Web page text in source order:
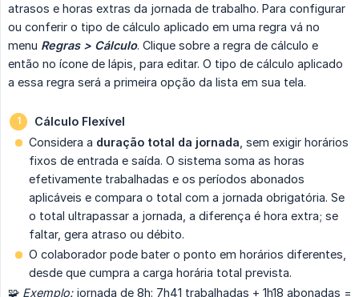
atrasos e horas extras da jornada de trabalho. Para configurar
ou conferir o tipo de cálculo aplicado em uma regra vá no
menu Regras > Cálculo. Clique sobre a regra de cálculo e
então no ícone de lápis, para editar. O tipo de cálculo aplicado
a essa regra será a primeira opção da lista em sua tela.
Cálculo Flexível
Considera a duração total da jornada , sem exigir horários
fixos de entrada e saída. O sistema soma as horas
efetivamente trabalhadas e os períodos abonados
aplicáveis e compara o total com a jornada obrigatória. Se
o total ultrapassar a jornada, a diferença é hora extra; se
faltar, gera atraso ou débito.
O colaborador pode bater o ponto em horários diferentes,
desde que cumpra a carga horária total prevista.
🧩 Exemplo:jornada de 8h: 7h41 trabalhadas + 1h18 abonadas =